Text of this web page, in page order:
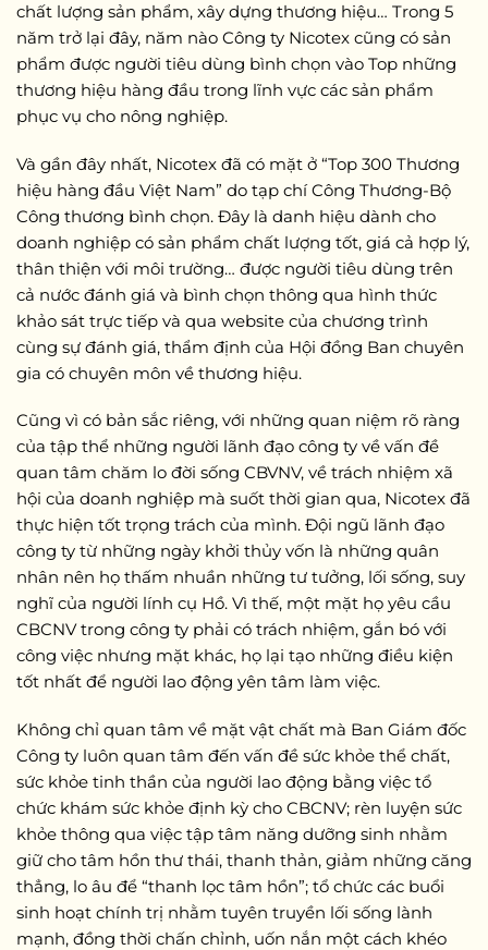
chất lượng sản phẩm, xây dựng thương hiệu… Trong 5
năm trở lại đây, năm nào Công ty Nicotex cũng có sản
phẩm được người tiêu dùng bình chọn vào Top những
thương hiệu hàng đầu trong lĩnh vực các sản phẩm
phục vụ cho nông nghiệp.
Và gần đây nhất, Nicotex đã có mặt ở “Top 300 Thương
hiệu hàng đầu Việt Nam” do tạp chí Công Thương-Bộ
Công thương bình chọn. Đây là danh hiệu dành cho
doanh nghiệp có sản phẩm chất lượng tốt, giá cả hợp lý,
thân thiện với môi trường… được người tiêu dùng trên
cả nước đánh giá và bình chọn thông qua hình thức
khảo sát trực tiếp và qua website của chương trình
cùng sự đánh giá, thẩm định của Hội đồng Ban chuyên
gia có chuyên môn về thương hiệu.
Cũng vì có bản sắc riêng, với những quan niệm rõ ràng
của tập thể những người lãnh đạo công ty về vấn đề
quan tâm chăm lo đời sống CBVNV, về trách nhiệm xã
hội của doanh nghiệp mà suốt thời gian qua, Nicotex đã
thực hiện tốt trọng trách của mình. Đội ngũ lãnh đạo
công ty từ những ngày khởi thủy vốn là những quân
nhân nên họ thấm nhuần những tư tưởng, lối sống, suy
nghĩ của người lính cụ Hồ. Vì thế, một mặt họ yêu cầu
CBCNV trong công ty phải có trách nhiệm, gắn bó với
công việc nhưng mặt khác, họ lại tạo những điều kiện
tốt nhất để người lao động yên tâm làm việc.
Không chỉ quan tâm về mặt vật chất mà Ban Giám đốc
Công ty luôn quan tâm đến vấn đề sức khỏe thể chất,
sức khỏe tinh thần của người lao động bằng việc tổ
chức khám sức khỏe định kỳ cho CBCNV; rèn luyện sức
khỏe thông qua việc tập tâm năng dưỡng sinh nhằm
giữ cho tâm hồn thư thái, thanh thản, giảm những căng
thẳng, lo âu để “thanh lọc tâm hồn”; tổ chức các buổi
sinh hoạt chính trị nhằm tuyên truyền lối sống lành
mạnh, đồng thời chấn chỉnh, uốn nắn một cách khéo